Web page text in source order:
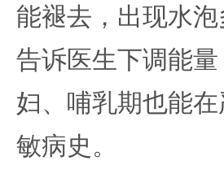
能褪去，出现水
告诉医生下调能
妇、哺乳期也能
敏病史。